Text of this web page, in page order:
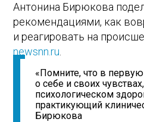
Антонина Бирюкова
рекомендациями, как
и реагировать на
newsnn.ru
«Помните, что в
о себе и своих
психологическом
практикующий
Бирюкова